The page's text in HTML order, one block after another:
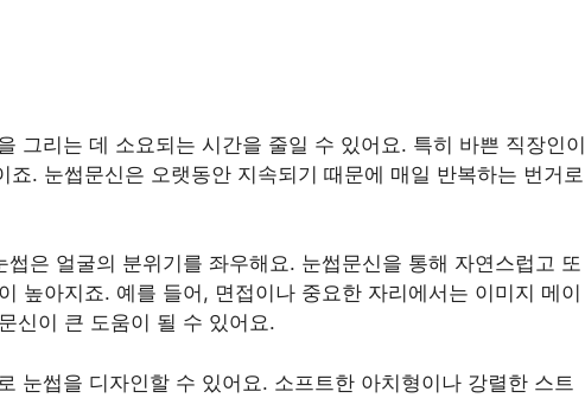
그리는 데 소요되는 시간을 줄일 수 있어요. 특히 바쁜 직장인이
죠. 눈썹문신은 오랫동안 지속되기 때문에 매일 반복하는 번거로
썹은 얼굴의 분위기를 좌우해요. 눈썹문신을 통해 자연스럽고 또
높아지죠. 예를 들어, 면접이나 중요한 자리에서는 이미지 메이
신이 큰 도움이 될 수 있어요.
눈썹을 디자인할 수 있어요. 소프트한 아치형이나 강렬한 스트